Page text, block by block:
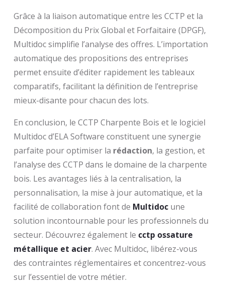
Grâce à la liaison automatique entre les CCTP et la
Décomposition du Prix Global et Forfaitaire (DPGF),
Multidoc simplifie l’analyse des offres. L’importation
automatique des propositions des entreprises
permet ensuite d’éditer rapidement les tableaux
comparatifs, facilitant la définition de l’entreprise
mieux-disante pour chacun des lots.
En conclusion, le CCTP Charpente Bois et le logiciel
Multidoc d’ELA Software constituent une synergie
parfaite pour optimiser la rédaction, la gestion, et
l’analyse des CCTP dans le domaine de la charpente
bois. Les avantages liés à la centralisation, la
personnalisation, la mise à jour automatique, et la
facilité de collaboration font de Multidocune
solution incontournable pour les professionnels du
secteur. Découvrez également le cctp ossature
métallique et acier. Avec Multidoc, libérez-vous
des contraintes réglementaires et concentrez-vous
sur l’essentiel de votre métier.